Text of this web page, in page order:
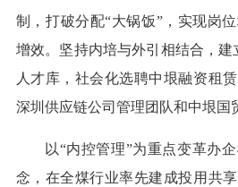
制，打破分配“大锅饭”，实现岗
增效。坚持内培与外引相结合，建
人才库，社会化选聘中垠融资租
深圳供应链公司管理团队和中垠国
以“内控管理”为重点变革办
念，在全煤行业率先建成投用共